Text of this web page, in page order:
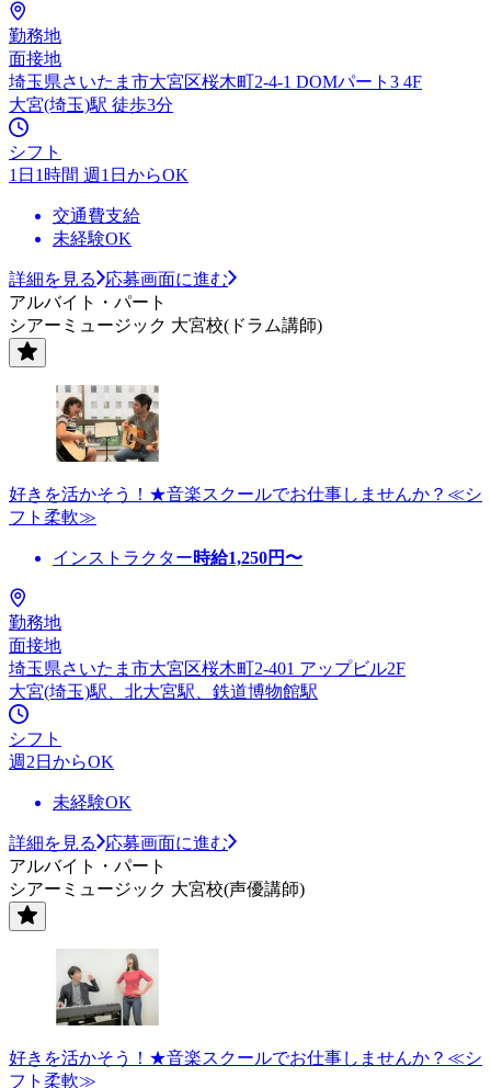
勤務地
面接地
埼玉県さいたま市大宮区桜木町2-4-1 DOMパート3 4F
大宮(埼玉)駅 徒歩3分
シフト
1日1時間 週1日からOK
交通費支給
未経験OK
詳細を見る
応募画面に進む
アルバイト・パート
シアーミュージック 大宮校(ドラム講師)
好きを活かそう！★音楽スクールでお仕事しませんか？≪シ
フト柔軟≫
インストラクター時給1,250円〜
勤務地
面接地
埼玉県さいたま市大宮区桜木町2-401 アップビル2F
大宮(埼玉)駅、北大宮駅、鉄道博物館駅
シフト
週2日からOK
未経験OK
詳細を見る
応募画面に進む
アルバイト・パート
シアーミュージック 大宮校(声優講師)
好きを活かそう！★音楽スクールでお仕事しませんか？≪シ
フト柔軟≫